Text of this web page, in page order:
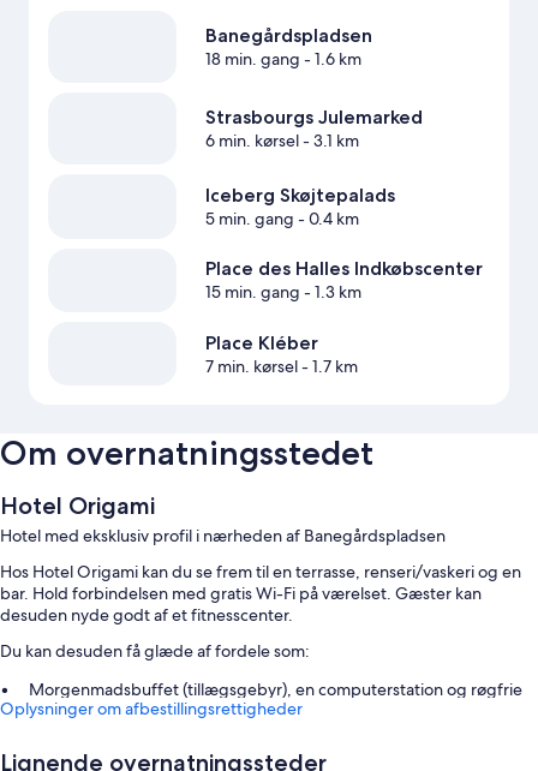
Banegårdspladsen
18 min. gang - 1.6 km
Strasbourgs Julemarked
6 min. kørsel- 3.1 km
Iceberg Skøjtepalads
5 min. gang - 0.4 km
Place des Halles Indkøbscenter
15 min. gang - 1.3 km
Place Kléber
7 min. kørsel- 1.7 km
Om overnatningsstedet
Hotel Origami
Hotel med eksklusiv profil i nærheden af Banegårdspladsen
Hos Hotel Origami kan du se frem til en terrasse, renseri/vaskeri og en
bar. Hold forbindelsen med gratis Wi-Fi på værelset. Gæster kan
desuden nyde godt af et fitnesscenter.
Du kan desuden få glæde af fordele som:
Morgenmadsbuffet (tillægsgebyr), en computerstation og røgfrie
områder
Oplysninger om afbestillingsrettigheder
Lignende overnatningssteder